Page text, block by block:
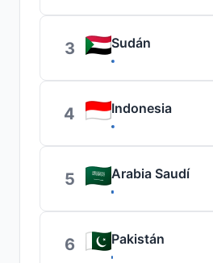
3 Sudán
4 Indonesia
5 Arabia Saudí
6 Pakistán